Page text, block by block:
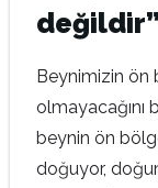
değildir”
Beynimizin ön
olmayacağını
beynin ön
doğuyor,